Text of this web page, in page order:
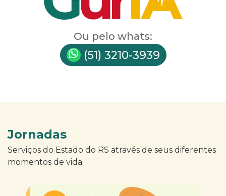
Ou pelo whats:
(51) 3210-3939
Jornadas
Serviços do Estado do RS através de seus diferentes
momentos de vida.